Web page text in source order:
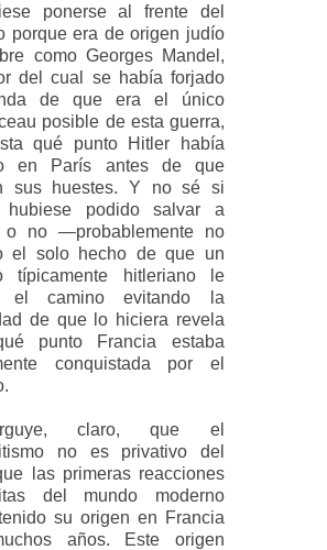
ponerse al frente del
porque era de origen judío
como Georges Mandel,
del cual se había forjado
de que era el único
posible de esta guerra,
qué punto Hitler había
en París antes de que
sus huestes. Y no sé si
hubiese podido salvar a
o no —probablemente no
el solo hecho de que un
típicamente hitleriano le
el camino evitando la
de que lo hiciera revela
punto Francia estaba
conquistada por el
claro, que el
no es privativo del
las primeras reacciones
del mundo moderno
su origen en Francia
años. Este origen